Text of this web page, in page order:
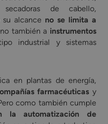
secadoras de cabello,
alcance no se limita a
también a instrumentos
industrial y sistemas
en plantas de energía,
farmacéuticas y
como también cumple
la automatización de